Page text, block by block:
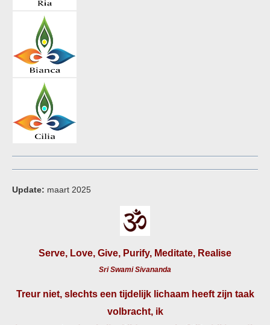
Update: maart 2025
Serve, Love, Give, Purify, Meditate, Realise
Sri Swami Sivananda
Treur niet, slechts een tijdelijk lichaam heeft zijn taak
volbracht, ik